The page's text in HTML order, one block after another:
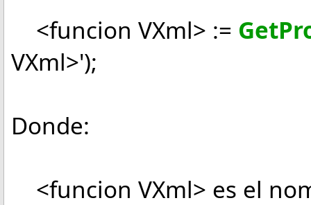
<funcion VXml> :=
VXml>');
Donde:
<funcion VXml> es el